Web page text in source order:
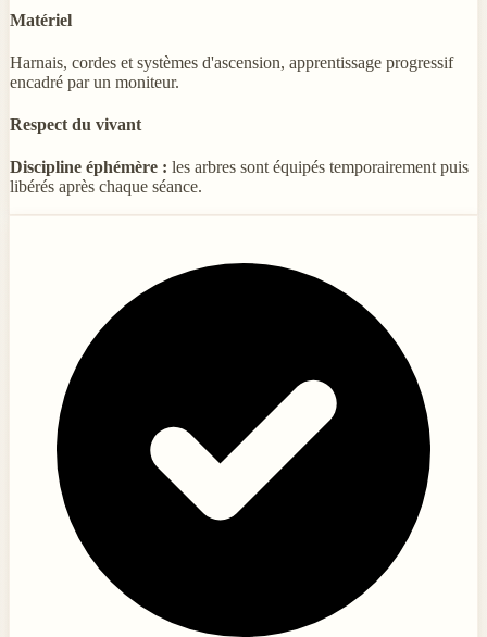
Matériel
Harnais, cordes et systèmes d'ascension, apprentissage progressif
encadré par un moniteur.
Respect du vivant
Discipline éphémère : les arbres sont équipés temporairement puis
libérés après chaque séance.